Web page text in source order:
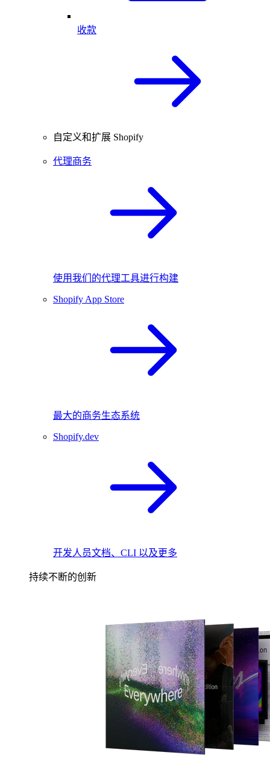
收款
自定义和扩展 Shopify
代理商务
使用我们的代理工具进行构建
Shopify App Store
最大的商务生态系统
Shopify.dev
开发人员文档、CLI 以及更多
持续不断的创新